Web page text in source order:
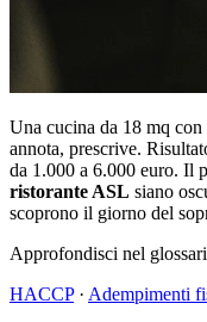
Una cucina da 18 mq
annota, prescrive.
da 1.000 a 6.000 euro. Il
ristorante ASL siano
scoprono il giorno del
Approfondisci nel
HACCP· Adempimenti